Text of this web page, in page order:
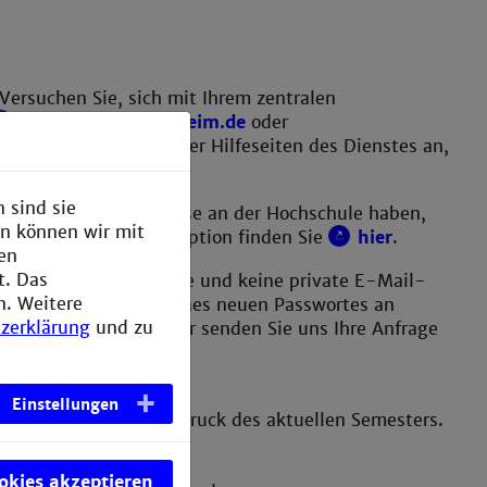
Sie, sich mit Ihrem zentralen
moodle.hs-mannheim.deoder
die Anleitungen oder Hilfeseiten des Dienstes an,
Ihre E-Mail-Adresse an der Hochschule haben,
Diese Option finden Sie
hier.
Sicherheitsfrage und keine private E-Mail-
Zur Ausgabe eines neuen Passwortes an
notwendig, daher senden Sie uns Ihre Anfrage
mit dem Aufdruck des aktuellen Semesters.
sind sie
können wir mit
Das
Weitere
und zu
Einstellungen